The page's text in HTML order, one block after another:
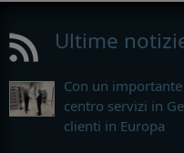
Ultime
Con un
centro servizi in
clienti in Europa